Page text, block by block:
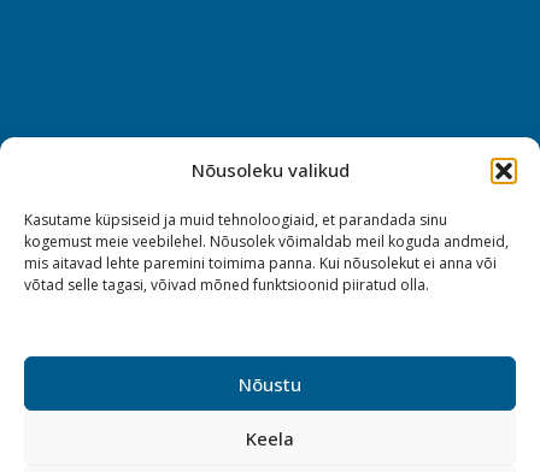
Nõusoleku valikud
Kasutame küpsiseid ja muid tehnoloogiaid, et parandada sinu
kogemust meie veebilehel. Nõusolek võimaldab meil koguda andmeid,
mis aitavad lehte paremini toimima panna. Kui nõusolekut ei anna või
võtad selle tagasi, võivad mõned funktsioonid piiratud olla.
Nõustu
Keela